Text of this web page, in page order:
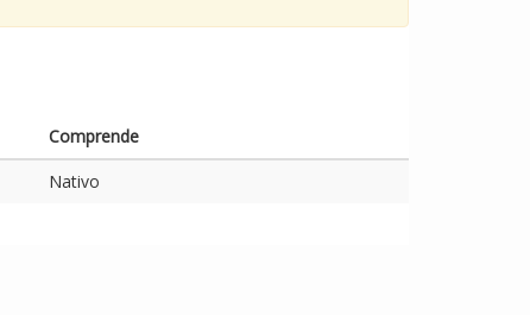
Comprende
Nativo